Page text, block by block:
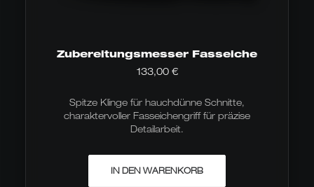
Zubereitungsmesser Fasseiche
133,00 €
Spitze Klinge für hauchdünne Schnitte,
charaktervoller Fasseichengriff für präzise
Detailarbeit.
IN DEN WARENKORB